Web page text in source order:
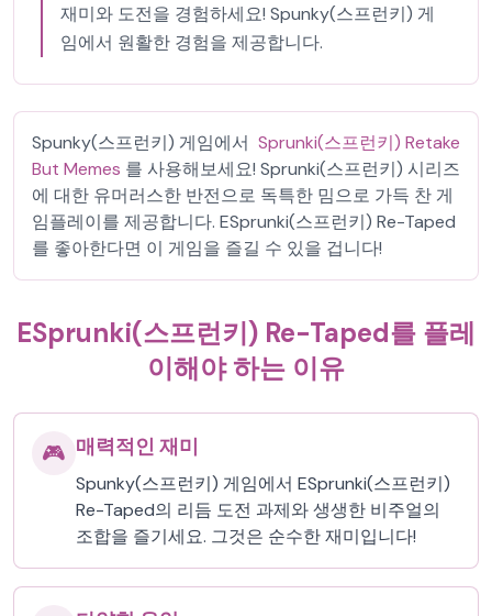
재미와 도전을 경험하세요! Spunky(스프런키) 게
임에서 원활한 경험을 제공합니다.
Spunky(스프런키) 게임에서 Sprunki(스프런키) Retake
But Memes 를 사용해보세요! Sprunki(스프런키) 시리즈
에 대한 유머러스한 반전으로 독특한 밈으로 가득 찬 게
임플레이를 제공합니다. ESprunki(스프런키) Re-Taped
를 좋아한다면 이 게임을 즐길 수 있을 겁니다!
ESprunki(스프런키) Re-Taped를 플레
이해야 하는 이유
🎮 매력적인 재미
Spunky(스프런키) 게임에서 ESprunki(스프런키)
Re-Taped의 리듬 도전 과제와 생생한 비주얼의
조합을 즐기세요. 그것은 순수한 재미입니다!